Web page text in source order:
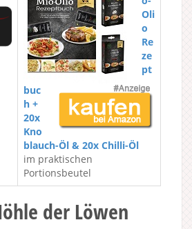
Oli
o
Re
ze
pt
buc
h +
20x
Kno
blauch-Öl & 20x Chilli-Öl
im praktischen
Portionsbeutel
der Löwen